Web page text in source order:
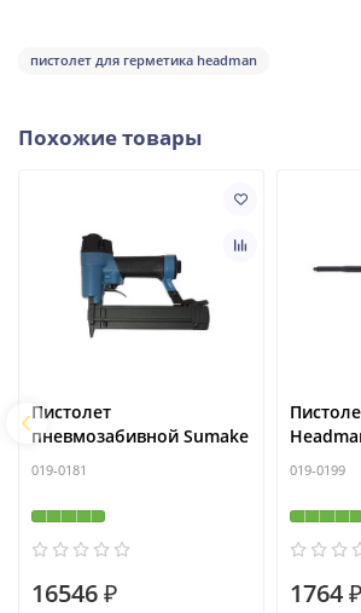
пистолет для герметика headman
Похожие товары
Пистолет
пневмозабивной Sumake
019-0181
16546 ₽
019-0199
1764 ₽